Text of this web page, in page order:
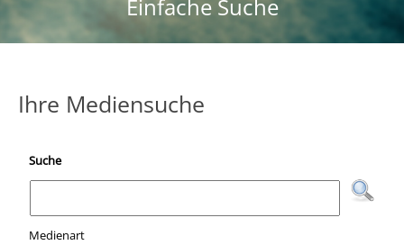
Einfache Suche
Ihre Mediensuche
Suche
Medienart